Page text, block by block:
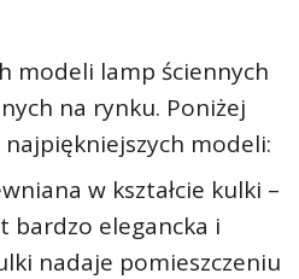
modeli lamp ściennych
na rynku. Poniżej
modeli:
w kształcie kulki –
bardzo elegancka i
nadaje pomieszczeniu